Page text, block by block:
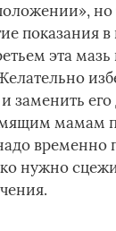
но
показания
эта
и заменить
мамам
временно
нужно